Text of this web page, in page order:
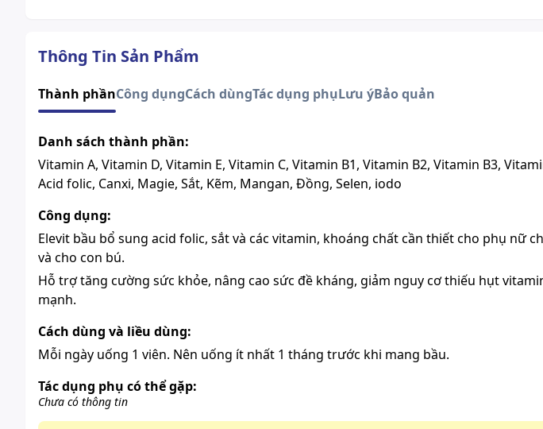
Thông Tin Sản Phẩm
Thành phầnCông dụngCách dùngTác dụng phụLưu ýBảo quản
Danh sách thành phần:
Vitamin A, Vitamin D, Vitamin E, Vitamin C, Vitamin B1, Vitamin B2, Vitamin B3,
Acid folic, Canxi, Magie, Sắt, Kẽm, Mangan, Đồng, Selen, iodo
Công dụng:
Elevit bầu bổ sung acid folic, sắt và các vitamin, khoáng chất cần thiết cho phụ nữ
và cho con bú.
Hỗ trợ tăng cường sức khỏe, nâng cao sức đề kháng, giảm nguy cơ thiếu hụt
mạnh.
Cách dùng và liều dùng:
Mỗi ngày uống 1 viên. Nên uống ít nhất 1 tháng trước khi mang bầu.
Tác dụng phụ có thể gặp:
Chưa có thông tin